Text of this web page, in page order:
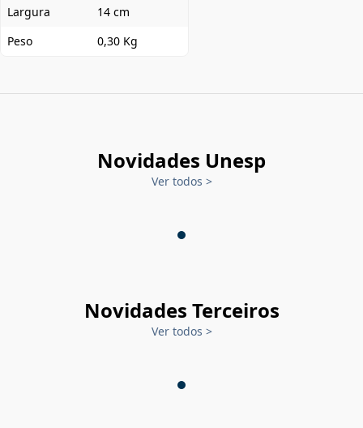
Largura
14 cm
Peso
0,30 Kg
Novidades Unesp
Ver todos >
Novidades Terceiros
Ver todos >